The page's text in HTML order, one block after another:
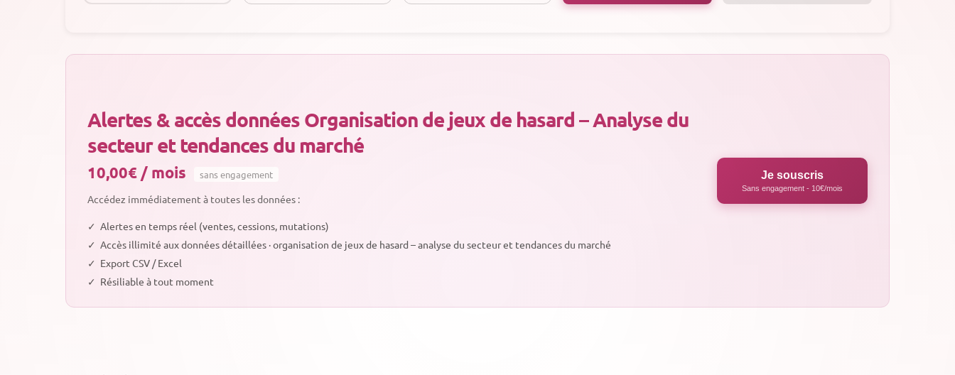
Alertes & accès données Organisation de jeux de hasard – Analyse du
secteur et tendances du marché
10,00€ / mois sans engagement
Accédez immédiatement à toutes les données :
✓ Alertes en temps réel (ventes, cessions, mutations)
✓ Accès illimité aux données détaillées · organisation de jeux de hasard – analyse du secteur et tendances du marché
✓ Export CSV / Excel
✓ Résiliable à tout moment
Je souscris
Sans engagement - 10€/mois